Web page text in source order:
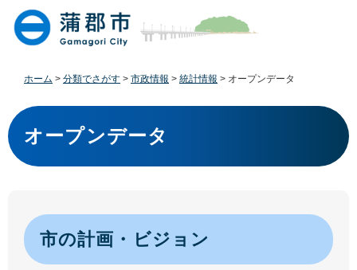
す
。
し
て
ホーム > 分類でさがす > 市政情報 > 統計情報 > オープンデータ
本
文
オープンデータ
市の計画・ビジョン